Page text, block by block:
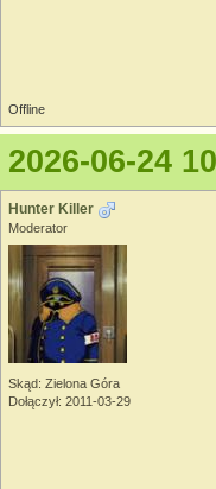
Offline
2026-06-24
Hunter Killer
Moderator
Skąd: Zielona Góra
Dołączył: 2011-03-29